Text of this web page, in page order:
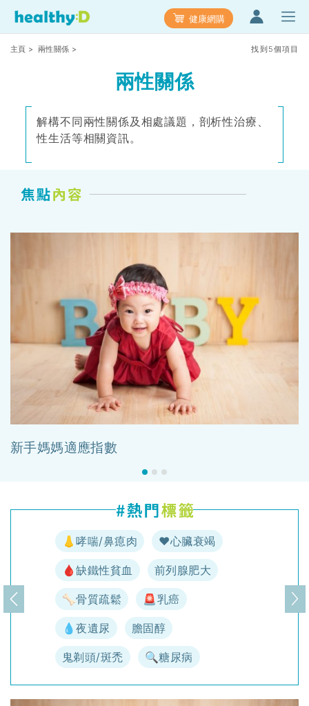
健康網購
主頁 > 兩性關係 > 找到5個項目
兩性關係
解構不同兩性關係及相處議題，剖析性治療、
性生活等相關資訊。
新手媽媽適應指數
👃哮喘/鼻瘜肉 ♥️心臟衰竭
🩸缺鐵性貧血 前列腺肥大
🦴骨質疏鬆 🚨乳癌
💧夜遺尿 膽固醇
鬼剃頭/斑禿 🔍糖尿病
上一頁 下